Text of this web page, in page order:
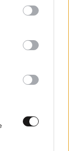
may click to
party tags to
below Google
Συνέδρων. Ο
έτσι και
των «87» και
του
και οστά
έκοψαν
πρόεδρο